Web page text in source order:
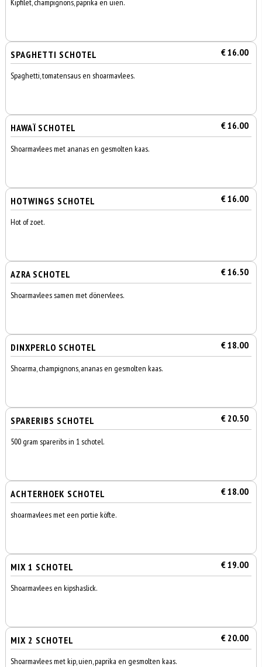
Kipfilet, champignons, paprika en uien.
SPAGHETTI SCHOTEL € 16.00
Spaghetti, tomatensaus en shoarmavlees.
HAWAÏ SCHOTEL € 16.00
Shoarmavlees met ananas en gesmolten kaas.
HOTWINGS SCHOTEL € 16.00
Hot of zoet.
AZRA SCHOTEL € 16.50
Shoarmavlees samen met dönervlees.
DINXPERLO SCHOTEL € 18.00
Shoarma, champignons, ananas en gesmolten kaas.
SPARERIBS SCHOTEL € 20.50
500 gram spareribs in 1 schotel.
ACHTERHOEK SCHOTEL € 18.00
shoarmavlees met een portie köfte.
MIX 1 SCHOTEL € 19.00
Shoarmavlees en kipshaslick.
MIX 2 SCHOTEL € 20.00
Shoarmavlees met kip, uien, paprika en gesmolten kaas.